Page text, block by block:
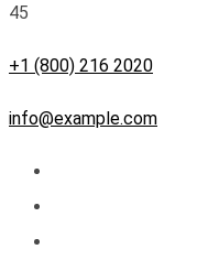
45
+1 (800) 216 2020
info@example.com